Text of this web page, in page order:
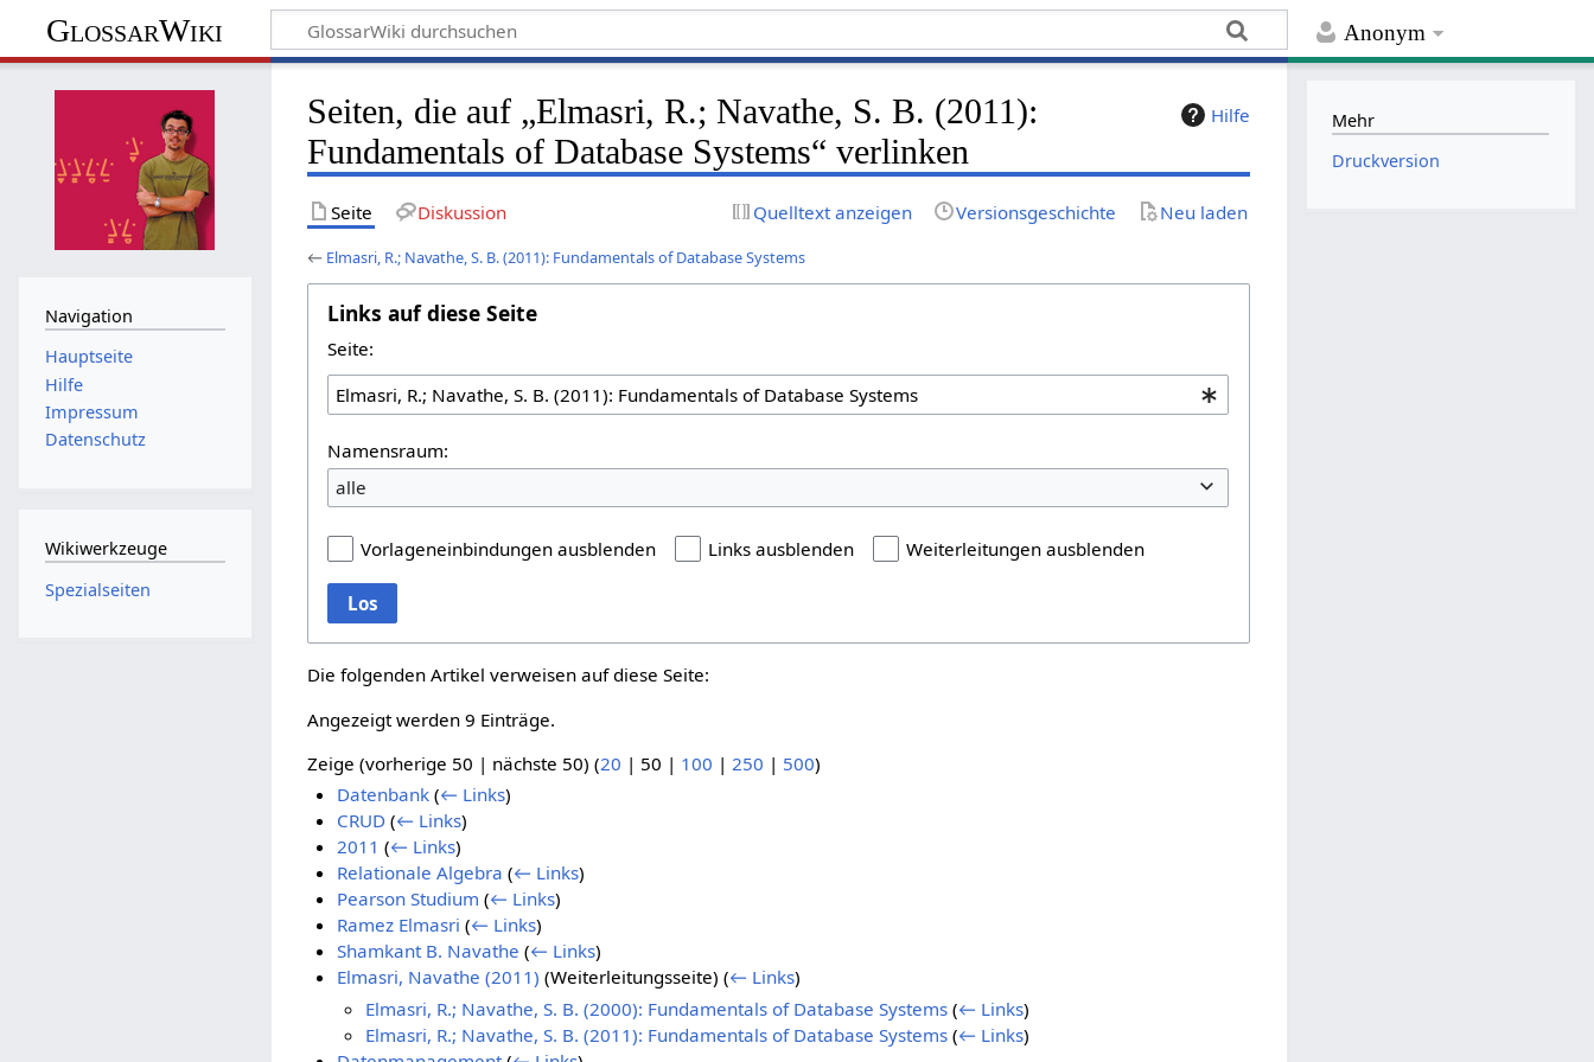
Anonym
GlossarWiki
Hilfe
Seiten, die auf „Elmasri, R.; Navathe, S. B. (2011):
Fundamentals of Database Systems“ verlinken
Seite Diskussion Quelltext anzeigen Versionsgeschichte Neu laden
← Elmasri, R.; Navathe, S. B. (2011): Fundamentals of Database Systems
Links auf diese Seite
Seite:
Namensraum:
alle
Vorlageneinbindungen ausblenden Links ausblenden Weiterleitungen ausblenden
Los
Die folgenden Artikel verweisen auf diese Seite:
Angezeigt werden 9 Einträge.
Zeige (vorherige 50 | nächste 50) (20 | 50 | 100 | 250 | 500)
Datenbank (← Links)
CRUD (← Links)
2011 (← Links)
Relationale Algebra (← Links)
Pearson Studium (← Links)
Ramez Elmasri (← Links)
Shamkant B. Navathe (← Links)
Elmasri, Navathe (2011) (Weiterleitungsseite) (← Links)
Elmasri, R.; Navathe, S. B. (2000): Fundamentals of Database Systems (← Links)
Elmasri, R.; Navathe, S. B. (2011): Fundamentals of Database Systems (← Links)
Navigation
Hauptseite
Hilfe
Impressum
Datenschutz
Wikiwerkzeuge
Spezialseiten
Mehr
Druckversion